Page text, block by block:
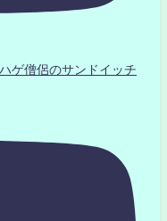
ゲ僧侶のサンドイッチ